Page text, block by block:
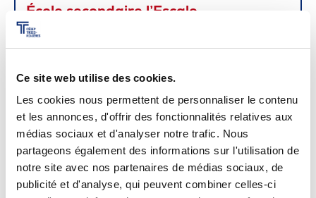
Ce site web utilise des cookies.
Les cookies nous permettent de personnaliser le contenu
et les annonces, d'offrir des fonctionnalités relatives aux
médias sociaux et d'analyser notre trafic. Nous
partageons également des informations sur l'utilisation de
notre site avec nos partenaires de médias sociaux, de
publicité et d'analyse, qui peuvent combiner celles-ci
École secondaire l’Escale
Benoît Bastien